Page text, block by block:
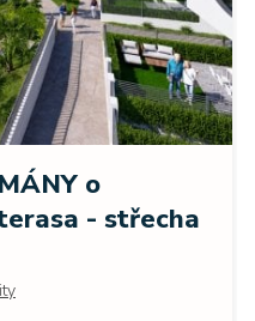
o
- střecha